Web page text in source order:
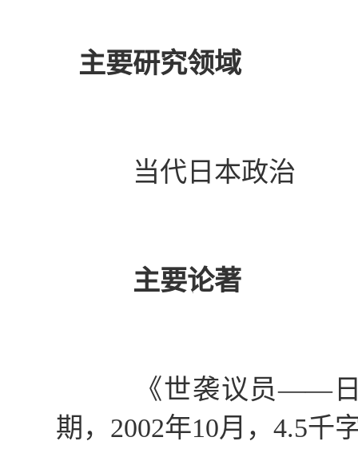
主要研究领域
当代日本政治
主要论著
《世袭议员——日本
期， 2002年10月， 4.5千